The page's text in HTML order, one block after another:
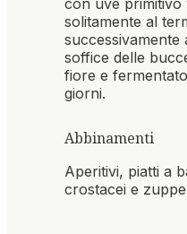
solitamente al
successivamente
soffice delle
fiore e
giorni.
Abbinamenti
Aperitivi, piatti a
crostacei e